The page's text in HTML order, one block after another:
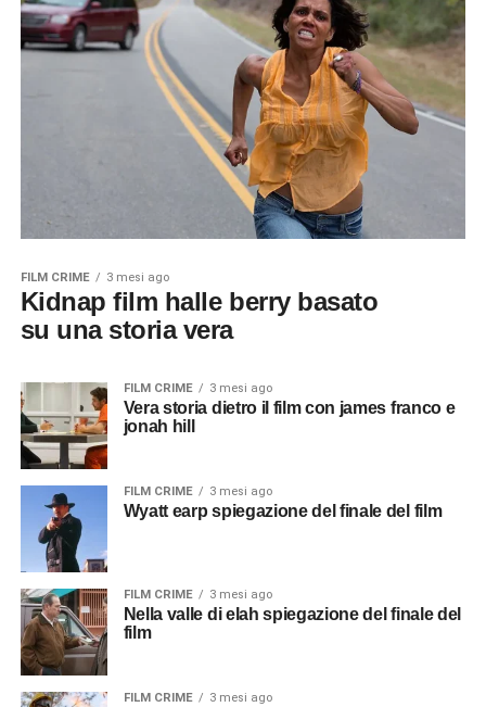
FILM CRIME 3 mesi ago
Kidnap film halle berry basato
su una storia vera
FILM CRIME 3 mesi ago
Vera storia dietro il film con james franco e
jonah hill
FILM CRIME 3 mesi ago
Wyatt earp spiegazione del finale del film
FILM CRIME 3 mesi ago
Nella valle di elah spiegazione del finale del
film
FILM CRIME 3 mesi ago